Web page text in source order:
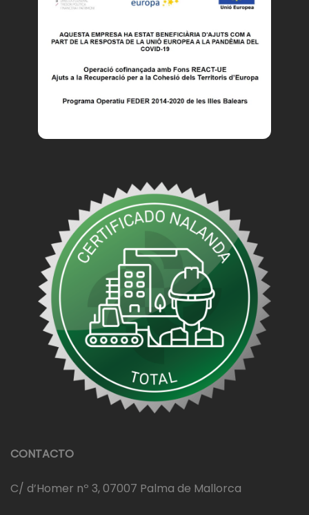
CONTACTO
C/ d’Homer nº 3, 07007 Palma de Mallorca